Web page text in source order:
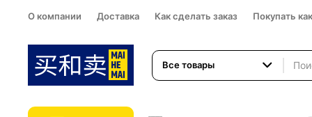
О компании Доставка Как сделать заказ Покупать
Все товары